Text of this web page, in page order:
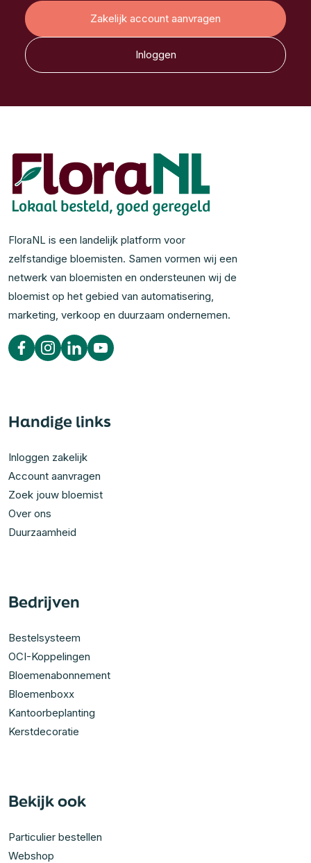
Zakelijk account aanvragen
Inloggen
FloraNL is een landelijk platform voor
zelfstandige bloemisten. Samen vormen wij een
netwerk van bloemisten en ondersteunen wij de
bloemist op het gebied van automatisering,
marketing, verkoop en duurzaam ondernemen.
Handige links
Inloggen zakelijk
Account aanvragen
Zoek jouw bloemist
Over ons
Duurzaamheid
Bedrijven
Bestelsysteem
OCI-Koppelingen
Bloemenabonnement
Bloemenboxx
Kantoorbeplanting
Kerstdecoratie
Bekijk ook
Particulier bestellen
Webshop